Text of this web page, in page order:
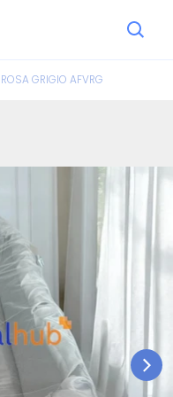
GRIGIO AFVRG